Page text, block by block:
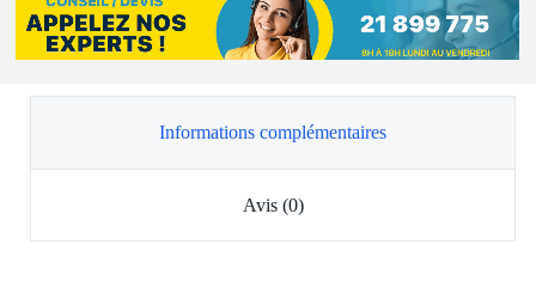
Informations complémentaires
Avis (0)